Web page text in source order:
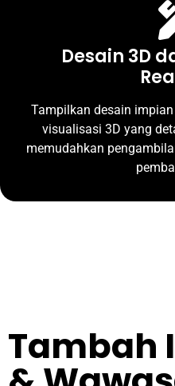
Desain 3D
Tampilkan desain
visualisasi 3D yang
memudahkan
Tambah